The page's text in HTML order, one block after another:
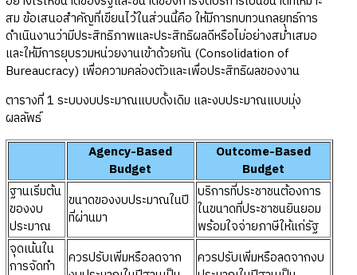
สม ข้อเสนอสำคัญที่เขียนไว้ในส่วนนี้คือ ให้มีการทบทวนกลยุทธ์การ
ดำเนินงานว่ามีประสิทธิภาพและประสิทธิผลดีหรือไม่อย่างสม่ำเสมอ
และให้มีการยุบรวมหน่วยงานเข้าด้วยกัน (Consolidation of
Bureaucracy) เพื่อความคล่องตัวและเพื่อประสิทธิผลของงาน
ตารางที่ 1 ระบบงบประมาณแบบดั้งเดิม และงบประมาณแบบมุ่ง
ผลลัพธ์
Agency-Based
Budget
Outcome-Based
Budget
ฐานเริ่มต้น
ของงบ
ประมาณ
ขนาดของงบประมาณในปี
ที่ผ่านมา
บริการที่ประชาชนต้องการ
ในขนาดที่ประชาชนยินยอม
พร้อมใจจ่ายภาษีให้แก่รัฐ
จุดเน้นใน
การจัดทำ
ควรปรับเพิ่มหรือลดจาก
ควรปรับเพิ่มหรือลดจากงบ